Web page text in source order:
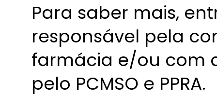
Para saber mais,
responsável pela
farmácia e/ou com
pelo PCMSO e PPRA.